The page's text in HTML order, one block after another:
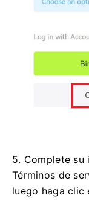
5. Complete su
Términos de
luego haga clic